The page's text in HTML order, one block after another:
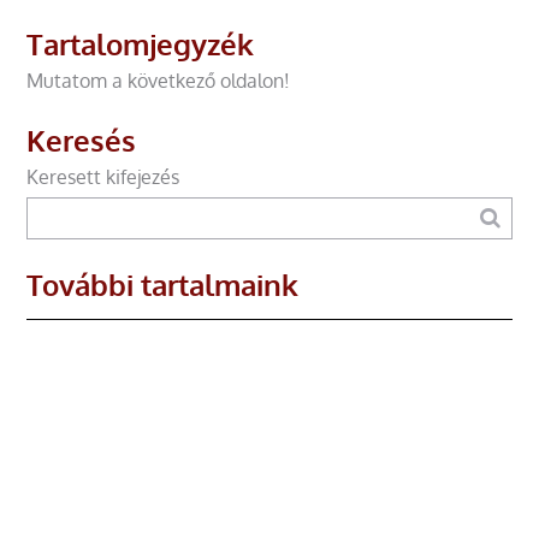
Tartalomjegyzék
Mutatom a következő oldalon!
Keresés
Keresett kifejezés
További tartalmaink